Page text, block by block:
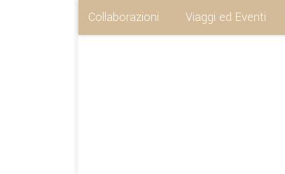
Sotto il contenuto
Collaborazioni Viaggi ed Eventi